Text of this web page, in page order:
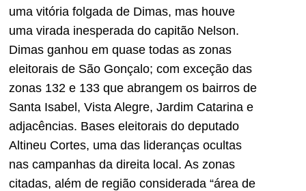
uma vitória folgada de Dimas, mas houve
uma virada inesperada do capitão Nelson.
Dimas ganhou em quase todas as zonas
eleitorais de São Gonçalo; com exceção das
zonas 132 e 133 que abrangem os bairros de
Santa Isabel, Vista Alegre, Jardim Catarina e
adjacências. Bases eleitorais do deputado
Altineu Cortes, uma das lideranças ocultas
nas campanhas da direita local. As zonas
citadas, além de região considerada “área de